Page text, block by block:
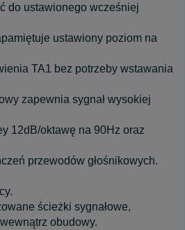
do ustawionego wcześniej
ustawiony poziom na
TA1 bez potrzeby wstawania
zapewnia sygnał wysokiej
12dB/oktawę na 90Hz oraz
przewodów głośnikowych.
ścieżki sygnałowe,
obudowy.